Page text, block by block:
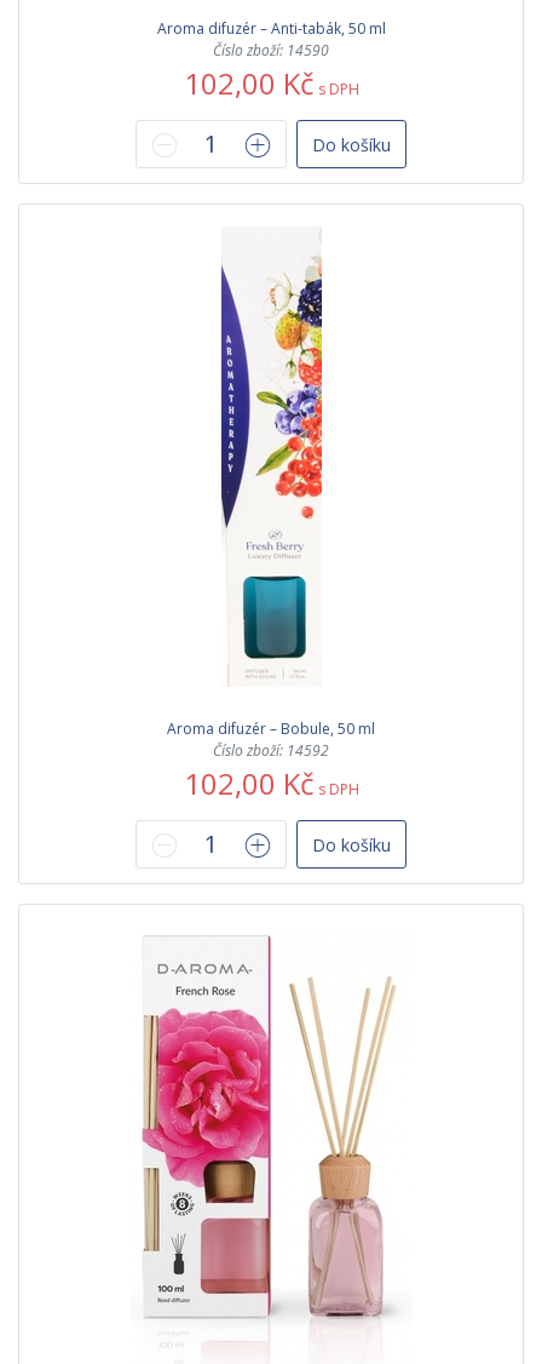
Aroma difuzér – Anti-tabák, 50 ml
Číslo zboží: 14590
102,00 Kč s DPH
Do košíku
Aroma difuzér – Bobule, 50 ml
Číslo zboží: 14592
102,00 Kč s DPH
Do košíku